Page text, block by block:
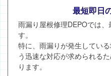
最短即日
雨漏り屋根修理DEPOでは
す。
特に、雨漏りが発生してい
う迅速な対応が求められる
ります。